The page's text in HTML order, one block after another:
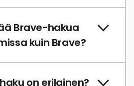
Brave-hakua
kuin Brave?
on erilainen?